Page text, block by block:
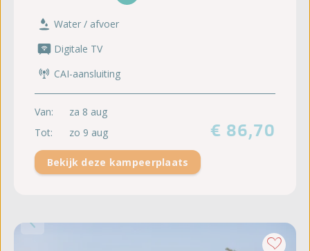
Water / afvoer
Digitale TV
CAI-aansluiting
Van:
za 8 aug
Tot:
zo 9 aug € 86,70
Bekijk deze kampeerplaats